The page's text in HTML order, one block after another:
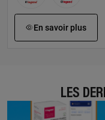
En savoir plus
LES